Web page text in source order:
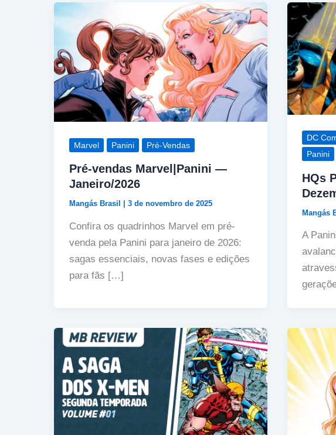
Marvel Panini Pré-Vendas
Pré-vendas Marvel|Panini —
Janeiro/2026
Mangás Brasil 3 de novembro de 2025
Confira os quadrinhos Marvel em pré-
venda pela Panini para janeiro de 2026:
sagas essenciais, novas fases e edições
para fãs […]
DC
Panini
HQs
Mangás
A